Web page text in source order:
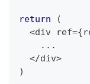
return
(
<div ref={
...
</div>
)